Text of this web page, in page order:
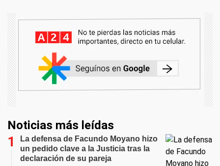
Noticias más leídas
La defensa de Facundo Moyano hizo
un pedido clave a la Justicia tras la
declaración de su pareja